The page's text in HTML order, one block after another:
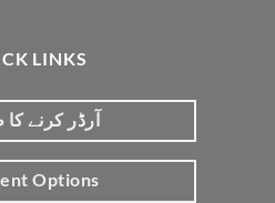
LINKS
آرڈر کرنے کا
Options